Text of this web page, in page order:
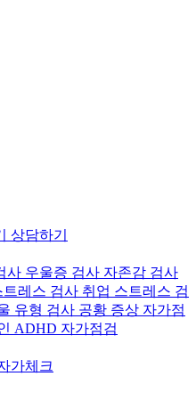
상담하기
사 우울증 검사 자존감 검사
트레스 검사 취업 스트레스 검
유형 검사 공황 증상 자가점
ADHD 자가점검
가체크